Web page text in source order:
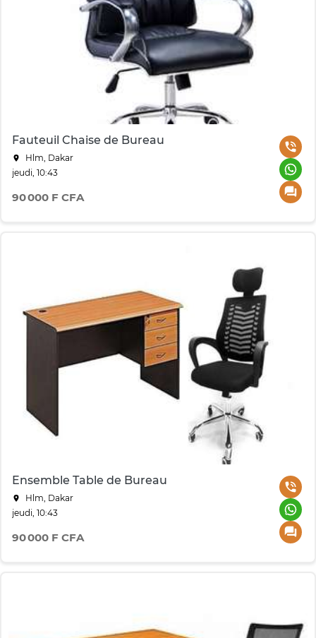
Fauteuil Chaise de Bureau
Hlm, Dakar
jeudi, 10:43
90 000 F CFA
Ensemble Table de Bureau
Hlm, Dakar
jeudi, 10:43
90 000 F CFA